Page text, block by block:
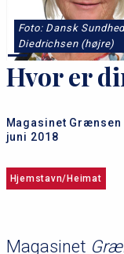
Foto: Dansk
Diedrichsen (højre)
Hvor er
Magasinet Grænsen
juni 2018
Hjemstavn/Heimat
Magasinet